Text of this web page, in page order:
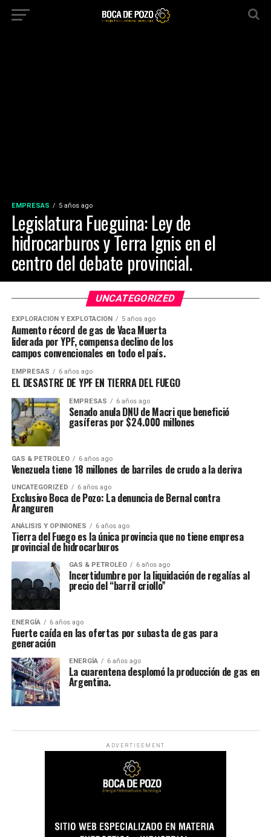
EMPRESAS 5 años ago
Legislatura Fueguina: Ley de
hidrocarburos y Terra Ignis en el
centro del debate provincial.
UNCATEGORIZED
EXPLORACIÓN Y EXPLOTACIÓN 5 años ago
Aumento récord de gas de Vaca Muerta
liderada por YPF, compensa declino de los
campos convencionales en todo el país.
EMPRESAS 6 años ago
EL DESASTRE DE YPF EN TIERRA DEL FUEGO
EMPRESAS 6 años ago
Senado anula DNU de Macri que benefició
gasíferas por $24.000 millones
GAS & PETROLEO 6 años ago
Venezuela tiene 18 millones de barriles de crudo a la deriva
UNCATEGORIZED 6 años ago
Exclusivo Boca de Pozo: La denuncia de Bernal contra
Aranguren
ANÁLISIS Y OPINIONES 6 años ago
Tierra del Fuego es la única provincia que no tiene empresa
provincial de hidrocarburos
GAS & PETROLEO 6 años ago
Incertidumbre por la liquidación de regalías al
precio del “barril criollo”
ENERGÍA 6 años ago
Fuerte caída en las ofertas por subasta de gas para
generación
ENERGÍA 6 años ago
La cuarentena desplomó la producción de gas en
Argentina.
ADVERTISEMENT